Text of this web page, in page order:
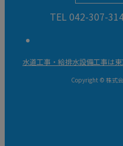
TEL 042-307-
水道工事・給排水設備工事は
Copyright © 株式